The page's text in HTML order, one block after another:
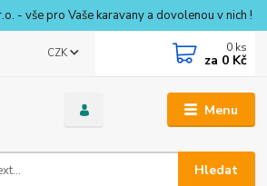
- vše pro Vaše karavany a dovolenou v nich !
Menu
CZK
Hledat
0 ks
za 0 Kč